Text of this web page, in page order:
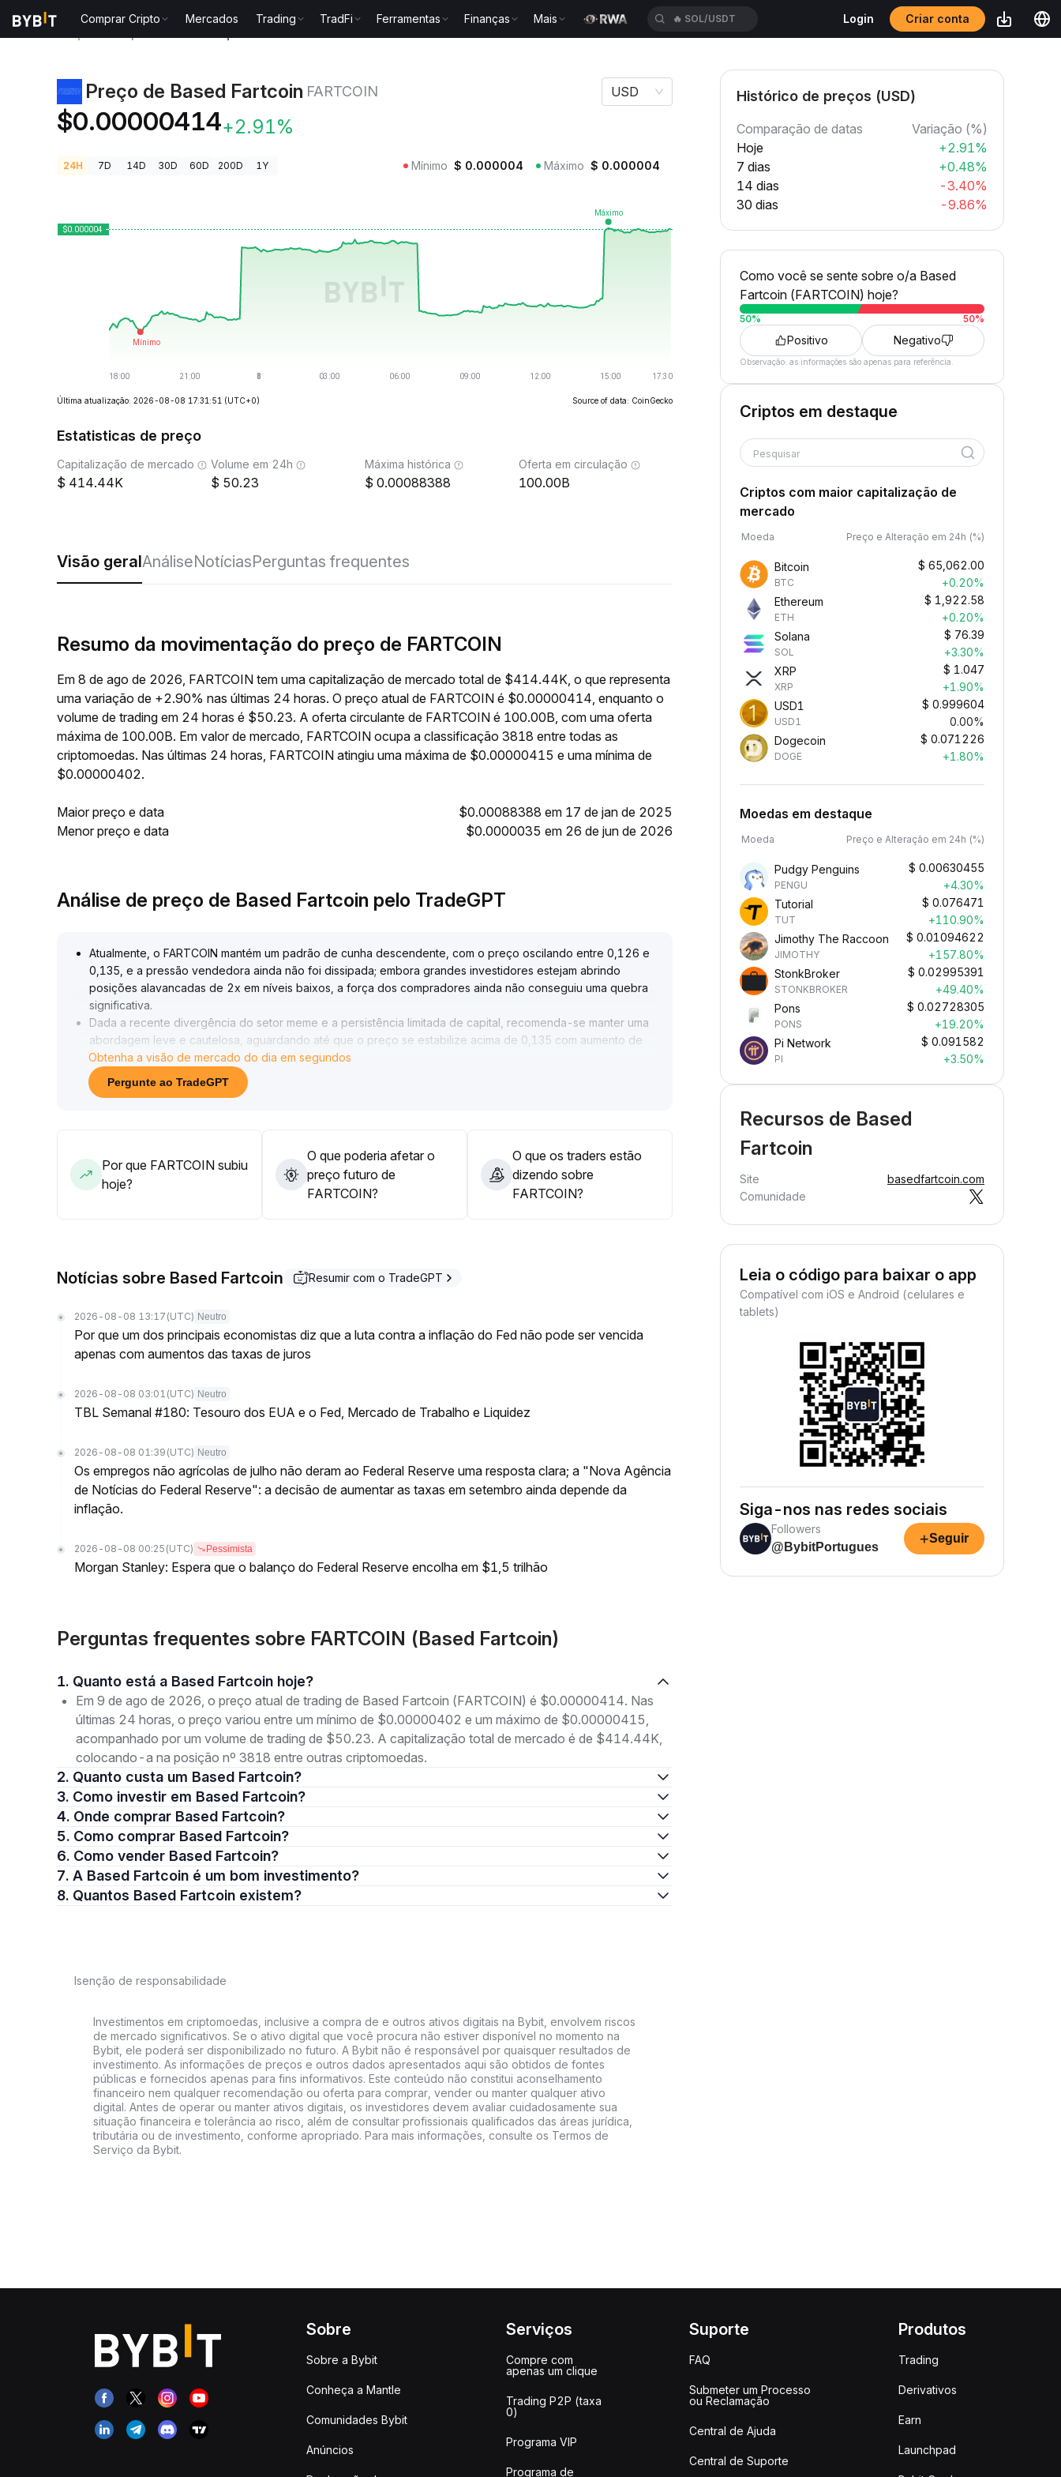
Comprar Cripto Mercados Trading TradFi Ferramentas Finanças Mais 🔥 TUTUSDT Login Criar conta
Preço de Based Fartcoin FARTCOIN
$0.00000414+2.91%
USD
24H 7D 14D 30D 60D 200D 1Y Mínimo $ 0.000004 Máximo $ 0.000004
Última atualização: 2026-08-08 17:31:51 (UTC+0) Source of data: CoinGecko
Estatisticas de preço
Capitalização de mercado
414.44K
Volume em 24h
50.23
Máxima histórica
0.00088388
Oferta em circulação
100.00B
Visão geralAnáliseNotíciasPerguntas frequentes
Resumo da movimentação do preço de FARTCOIN
Em 8 de ago de 2026, FARTCOIN tem uma capitalização de mercado total de $414.44K, o que representa
uma variação de +2.90% nas últimas 24 horas. O preço atual de FARTCOIN é $0.00000414, enquanto o
volume de trading em 24 horas é $50.23. A oferta circulante de FARTCOIN é 100.00B, com uma oferta
máxima de 100.00B. Em valor de mercado, FARTCOIN ocupa a classificação 3818 entre todas as
criptomoedas. Nas últimas 24 horas, FARTCOIN atingiu uma máxima de $0.00000415 e uma mínima de
$0.00000402.
Maior preço e data
$0.00088388 em 17 de jan de 2025
Menor preço e data
$0.0000035 em 26 de jun de 2026
Análise de preço de Based Fartcoin pelo TradeGPT
Atualmente, o FARTCOIN mantém um padrão de cunha descendente, com o preço oscilando entre 0,126 e
0,135, e a pressão vendedora ainda não foi dissipada; embora grandes investidores estejam abrindo
posições alavancadas de 2x em níveis baixos, a força dos compradores ainda não conseguiu uma quebra
significativa.
Dada a recente divergência do setor meme e a persistência limitada de capital, recomenda-se manter uma
abordagem leve e cautelosa, aguardando até que o preço se estabilize acima de 0,135 com aumento de
volume para então tentar posições compradas de curto prazo
Se romper abaixo de 0,12, é necessário cortar perdas rapidamente, a fim de evitar o risco de uma nova
busca por mínimos
Obtenha a visão de mercado do dia em segundos
Pergunte ao TradeGPT
Por que FARTCOIN subiu
hoje?
O que poderia afetar o
preço futuro de
FARTCOIN?
O que os traders estão
dizendo sobre
FARTCOIN?
Notícias sobre Based Fartcoin Resumir com o TradeGPT
2026-08-08 13:17 (UTC) Neutro
Por que um dos principais economistas diz que a luta contra a inflação do Fed não pode ser vencida
apenas com aumentos das taxas de juros
2026-08-08 03:01 (UTC) Neutro
TBL Semanal #180: Tesouro dos EUA e o Fed, Mercado de Trabalho e Liquidez
2026-08-08 01:39 (UTC) Neutro
Os empregos não agrícolas de julho não deram ao Federal Reserve uma resposta clara; a "Nova Agência
de Notícias do Federal Reserve": a decisão de aumentar as taxas em setembro ainda depende da
inflação.
2026-08-08 00:25 (UTC) Pessimista
Morgan Stanley: Espera que o balanço do Federal Reserve encolha em $1,5 trilhão
Perguntas frequentes sobre FARTCOIN (Based Fartcoin)
1. Quanto está a Based Fartcoin hoje?
Em 9 de ago de 2026, o preço atual de trading de Based Fartcoin (FARTCOIN) é $0.00000414. Nas
últimas 24 horas, o preço variou entre um mínimo de $0.00000402 e um máximo de $0.00000415,
acompanhado por um volume de trading de $50.23. A capitalização total de mercado é de $414.44K,
colocando-a na posição nº 3818 entre outras criptomoedas.
2. Quanto custa um Based Fartcoin?
3. Como investir em Based Fartcoin?
4. Onde comprar Based Fartcoin?
5. Como comprar Based Fartcoin?
6. Como vender Based Fartcoin?
7. A Based Fartcoin é um bom investimento?
8. Quantos Based Fartcoin existem?
Isenção de responsabilidade
Investimentos em criptomoedas, inclusive a compra de e outros ativos digitais na Bybit, envolvem riscos
de mercado significativos. Se o ativo digital que você procura não estiver disponível no momento na
Bybit, ele poderá ser disponibilizado no futuro. A Bybit não é responsável por quaisquer resultados de
investimento. As informações de preços e outros dados apresentados aqui são obtidos de fontes
públicas e fornecidos apenas para fins informativos. Este conteúdo não constitui aconselhamento
financeiro nem qualquer recomendação ou oferta para comprar, vender ou manter qualquer ativo
digital. Antes de operar ou manter ativos digitais, os investidores devem avaliar cuidadosamente sua
situação financeira e tolerância ao risco, além de consultar profissionais qualificados das áreas jurídica,
tributária ou de investimento, conforme apropriado. Para mais informações, consulte os Termos de
Serviço da Bybit.
Histórico de preços (USD)
Comparação de datas
Variação (%)
Hoje
+2.91%
7 dias
+0.48%
14 dias
-3.40%
30 dias
-9.86%
Como você se sente sobre o/a Based
Fartcoin (FARTCOIN) hoje?
50% 50%
Positivo Negativo
Observação: as informações são apenas para referência.
Criptos em destaque
Pesquisar
Criptos com maior capitalização de
mercado
Moeda Preço e Alteração em 24h (%)
Bitcoin
BTC
$ 65,062.00
+0.20%
Ethereum
ETH
$ 1,922.58
+0.20%
Solana
SOL
$ 76.39
+3.30%
XRP
XRP
$ 1.047
+1.90%
USD1
USD1
$ 0.999604
0.00%
Dogecoin
DOGE
$ 0.071226
+1.80%
Moedas em destaque
Moeda Preço e Alteração em 24h (%)
Pudgy Penguins
PENGU
$ 0.00630455
+4.30%
Tutorial
TUT
$ 0.076471
+110.90%
Jimothy The Raccoon
JIMOTHY
$ 0.01094622
+157.80%
StonkBroker
STONKBROKER
$ 0.02995391
+49.40%
Pons
PONS
$ 0.02728305
+19.20%
Pi Network
PI
$ 0.091582
+3.50%
Recursos de Based
Fartcoin
Site
basedfartcoin.com
Comunidade
Leia o código para baixar o app
Compatível com iOS e Android (celulares e
tablets)
Siga-nos nas redes sociais
Followers
@BybitPortugues
+Seguir
Sobre
Sobre a Bybit
Conheça a Mantle
Comunidades Bybit
Anúncios
Serviços
Compre com
apenas um clique
Trading P2P (taxa
0)
Programa VIP
Programa de
Suporte
FAQ
Submeter um Processo
ou Reclamação
Central de Ajuda
Central de Suporte
Produtos
Trading
Derivativos
Earn
Launchpad